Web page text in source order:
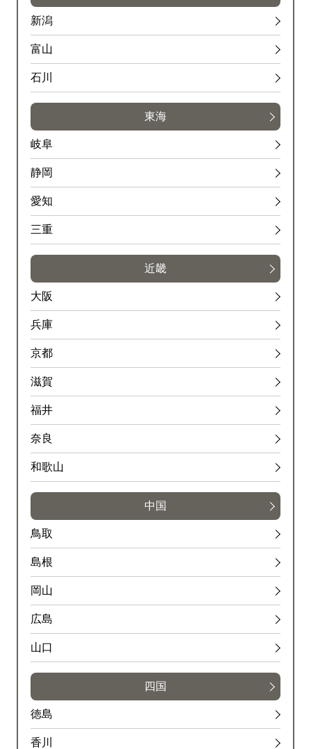
新潟
富山
石川
東海
岐阜
静岡
愛知
三重
近畿
大阪
兵庫
京都
滋賀
福井
奈良
和歌山
中国
鳥取
島根
岡山
広島
山口
四国
徳島
香川